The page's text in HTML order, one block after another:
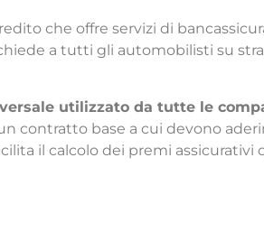
che offre servizi di
a tutti gli automobilisti su
utilizzato da tutte le
contratto base a cui devono
il calcolo dei premi